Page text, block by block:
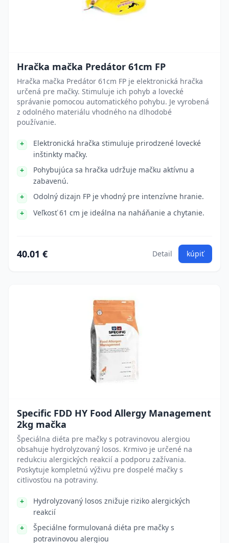
Hračka mačka Predátor 61cm FP
Hračka mačka Predátor 61cm FP je elektronická hračka
určená pre mačky. Stimuluje ich pohyb a lovecké
správanie pomocou automatického pohybu. Je vyrobená
z odolného materiálu vhodného na dlhodobé
používanie.
Elektronická hračka stimuluje prirodzené lovecké
inštinkty mačky.
Pohybujúca sa hračka udržuje mačku aktívnu a
zabavenú.
Odolný dizajn FP je vhodný pre intenzívne hranie.
Veľkosť 61 cm je ideálna na naháňanie a chytanie.
40.01 € Detail kúpiť
Specific FDD HY Food Allergy Management
2kg mačka
Špeciálna diéta pre mačky s potravinovou alergiou
obsahuje hydrolyzovaný losos. Krmivo je určené na
redukciu alergických reakcií a podporu zažívania.
Poskytuje kompletnú výživu pre dospelé mačky s
citlivosťou na potraviny.
Hydrolyzovaný losos znižuje riziko alergických
reakcií
Špeciálne formulovaná diéta pre mačky s
potravinovou alergiou